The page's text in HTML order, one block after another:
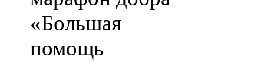
«Большая
помощь